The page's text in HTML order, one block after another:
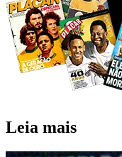
Leia mais